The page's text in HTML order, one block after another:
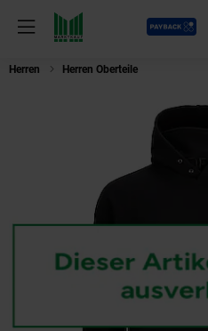
Menü
Payback
Herren Herren Oberteile